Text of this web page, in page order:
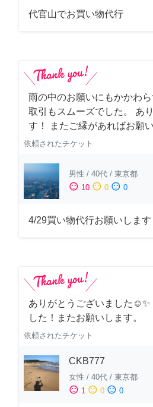
代官山でお買い物代行
雨の中のお願いにもかかわ
取引もスムーズでした。 あ
す！ またご縁があればお願
依頼されたチケット
男性 / 40代 / 東京都
sentiment_satisfied 10 sentiment_neutral 0 sentiment_dissatisfied 0
4/29買い物代行お願いします
ありがとうございました☺️✨
した！またお願いします。
依頼されたチケット
CKB777
女性 / 40代 / 東京都
sentiment_satisfied 1 sentiment_neutral 0 sentiment_dissatisfied 0